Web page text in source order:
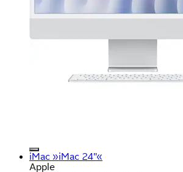
iMac »iMac 24"«
Apple